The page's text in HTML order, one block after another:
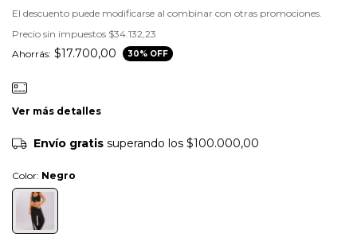
El descuento puede modificarse al combinar con otras promociones.
Precio sin impuestos $34.132,23
Ahorrás: $17.700,00 30% OFF
Ver más detalles
Envío gratis superando los $100.000,00
Color: Negro